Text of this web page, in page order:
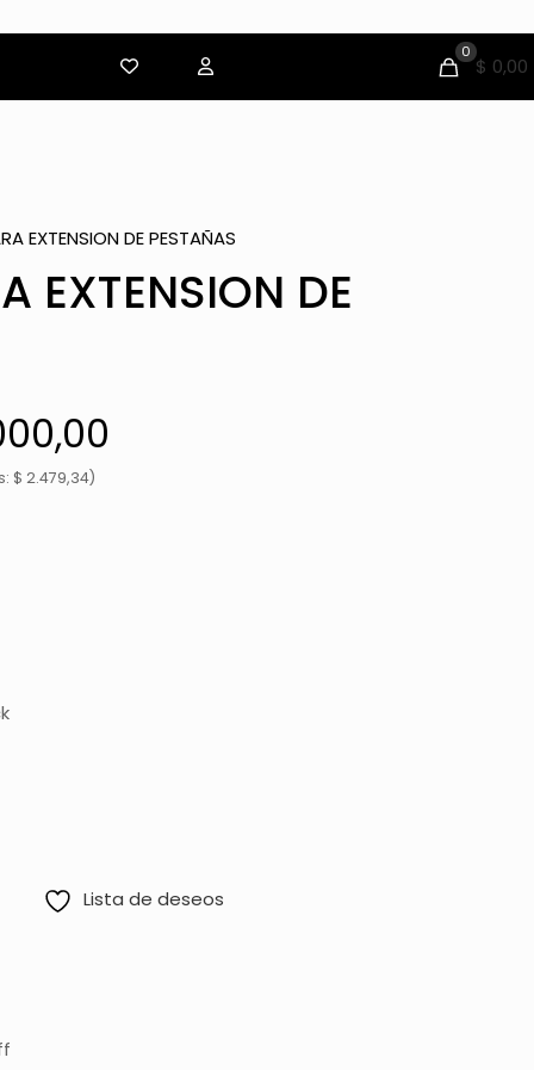
0
$ 0,00
EXTENSION DE PESTAÑAS
EXTENSION DE
$ 2.479,34)
Lista de deseos